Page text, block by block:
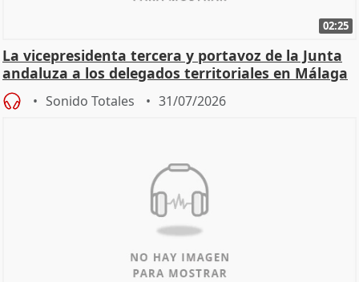
02:25
La vicepresidenta tercera y portavoz de la Junta
andaluza a los delegados territoriales en Málaga
Sonido Totales 31/07/2026